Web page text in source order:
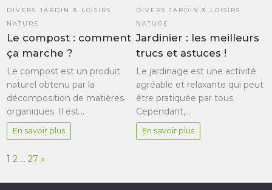
DIVERS JARDIN & LOISIRS
NATURE
Le compost : comment
ça marche ?
Le compost est un produit
naturel obtenu par la
décomposition de matières
organiques. Il est…
En savoir plus
DIVERS JARDIN & LOISIRS
NATURE
Jardinier : les meilleurs
trucs et astuces !
Le jardinage est une activité
agréable et relaxante qui peut
être pratiquée par tous.
Cependant,…
En savoir plus
Page:
1 2 … 27 Next
»